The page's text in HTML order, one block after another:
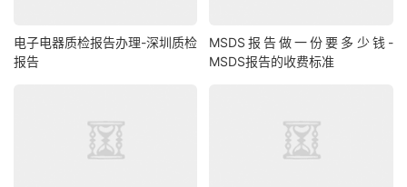
电子电器质检报告办理-深圳质检
报告
MSDS报告做一份要多少钱-
MSDS报告的收费标准